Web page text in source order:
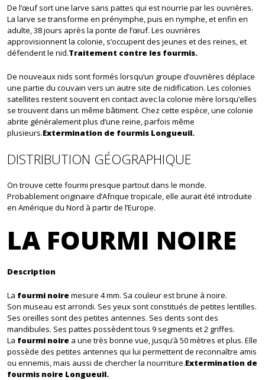
De l’œuf sort une larve sans pattes qui est nourrie par les ouvrières.
La larve se transforme en prénymphe, puis en nymphe, et enfin en
adulte, 38 jours après la ponte de l’œuf. Les ouvrières
approvisionnent la colonie, s’occupent des jeunes et des reines, et
défendent le nid.Traitement contre les fourmis.
De nouveaux nids sont formés lorsqu’un groupe d’ouvrières déplace
une partie du couvain vers un autre site de nidification. Les colonies
satellites restent souvent en contact avec la colonie mère lorsqu’elles
se trouvent dans un même bâtiment. Chez cette espèce, une colonie
abrite généralement plus d’une reine, parfois même
plusieurs.Extermination de fourmis Longueuil.
DISTRIBUTION GÉOGRAPHIQUE
On trouve cette fourmi presque partout dans le monde.
Probablement originaire d’Afrique tropicale, elle aurait été introduite
en Amérique du Nord à partir de l’Europe.
LA FOURMI NOIRE
Description
La fourmi noire mesure 4 mm. Sa couleur est brune à noire.
Son museau est arrondi. Ses yeux sont constitués de petites lentilles.
Ses oreilles sont des petites antennes. Ses dents sont des
mandibules. Ses pattes possèdent tous 9 segments et 2 griffes.
La fourmi noire a une très bonne vue, jusqu’à 50 mètres et plus. Elle
possède des petites antennes qui lui permettent de reconnaître amis
ou ennemis, mais aussi de chercher la nourriture.Extermination de
fourmis noire Longueuil.